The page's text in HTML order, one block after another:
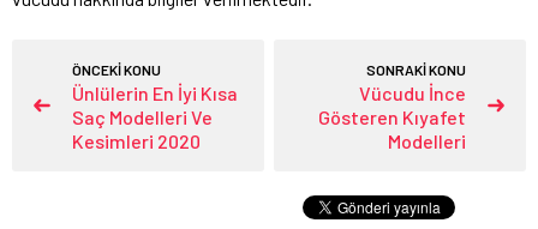
ÖNCEKİ KONU
Ünlülerin En İyi Kısa
Saç Modelleri Ve
Kesimleri 2020
SONRAKİ KONU
Vücudu İnce
Gösteren Kıyafet
Modelleri